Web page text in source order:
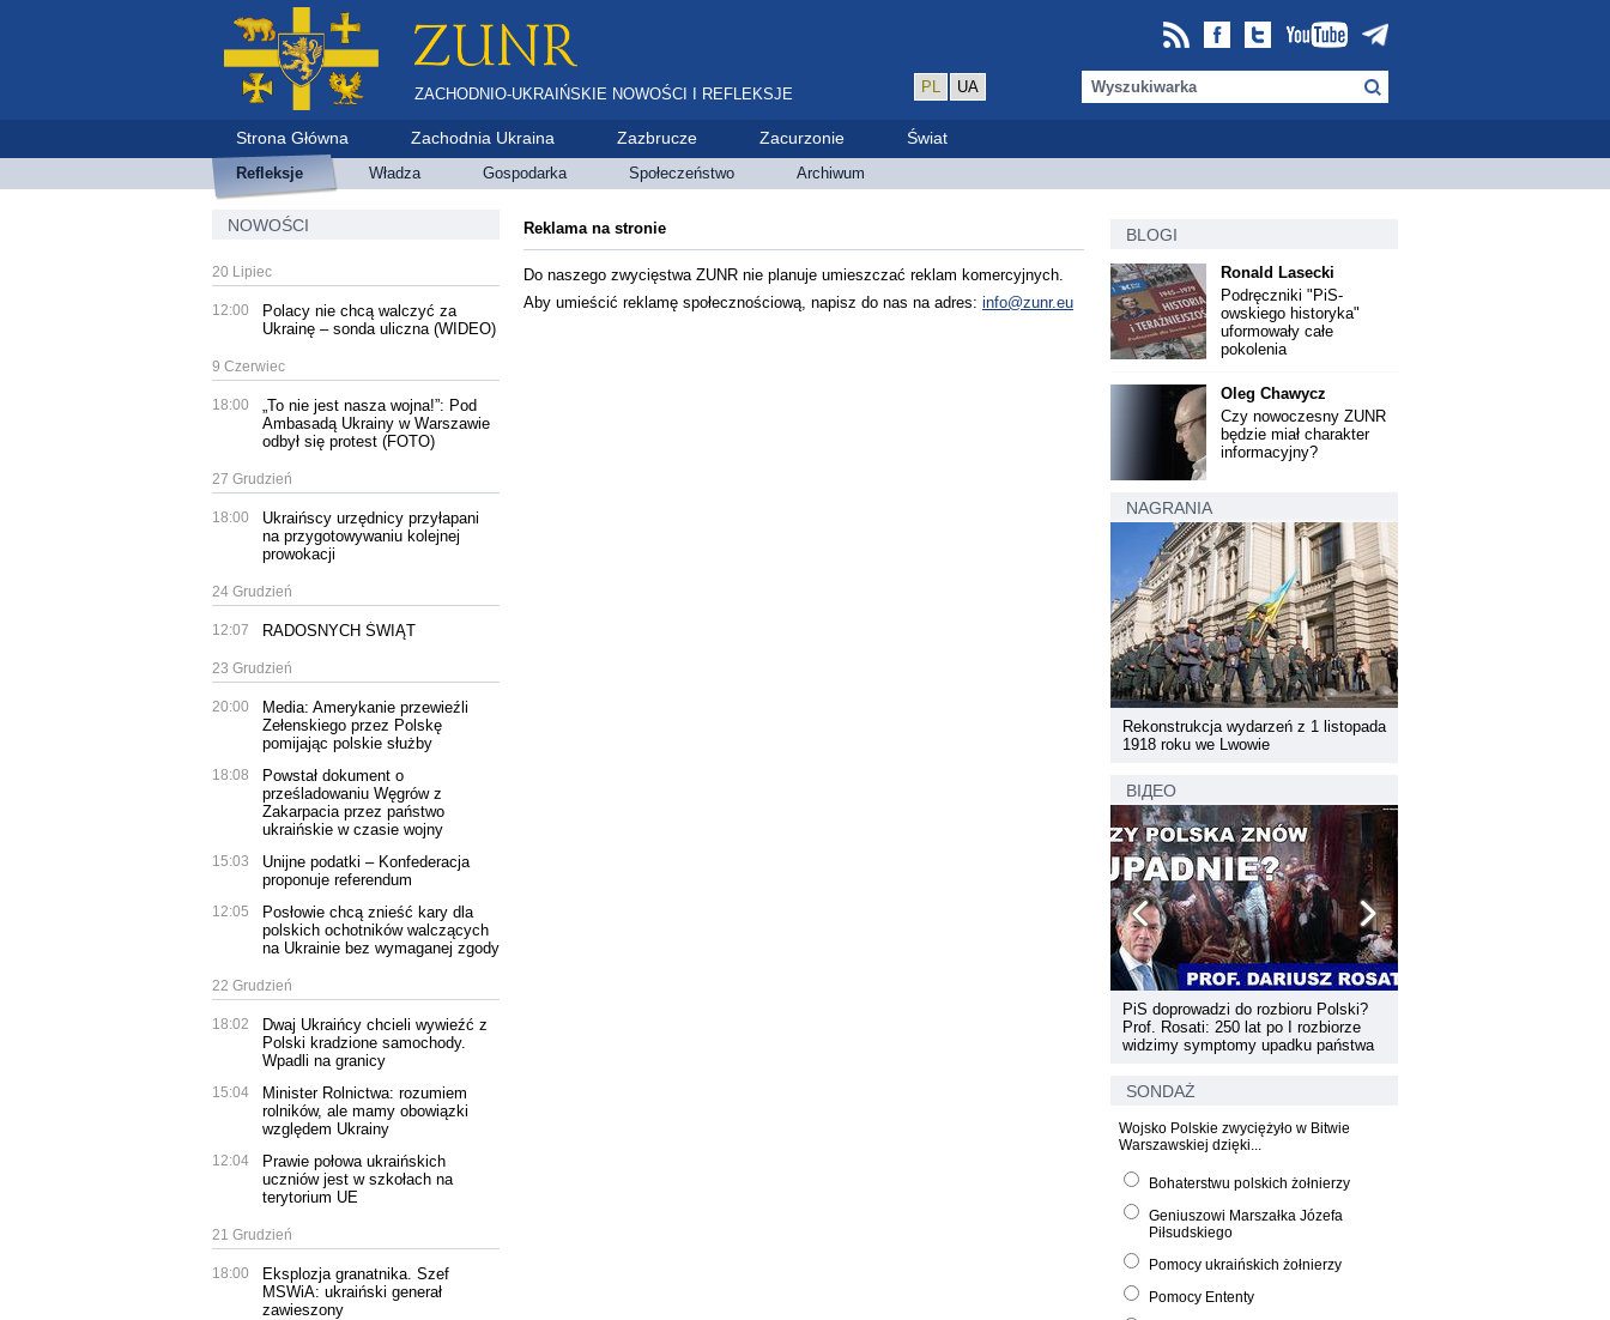
ZACHODNIO-UKRAIŃSKIE NOWOŚCI I REFLEKSJE PL UA
Strona Główna Zachodnia Ukraina Zazbrucze Zacurzonie Świat
Refleksje Władza Gospodarka Społeczeństwo Archiwum
NOWOŚCI
20 Lipiec
12:00
Polacy nie chcą walczyć za
Ukrainę – sonda uliczna (WIDEO)
9 Czerwiec
18:00
„To nie jest nasza wojna!”: Pod
Ambasadą Ukrainy w Warszawie
odbył się protest (FOTO)
27 Grudzień
18:00
Ukraińscy urzędnicy przyłapani
na przygotowywaniu kolejnej
prowokacji
24 Grudzień
12:07 RADOSNYCH ŚWIĄT
23 Grudzień
20:00
Media: Amerykanie przewieźli
Zełenskiego przez Polskę
pomijając polskie służby
18:08
Powstał dokument o
prześladowaniu Węgrów z
Zakarpacia przez państwo
ukraińskie w czasie wojny
15:03
Unijne podatki – Konfederacja
proponuje referendum
12:05
Posłowie chcą znieść kary dla
polskich ochotników walczących
na Ukrainie bez wymaganej zgody
22 Grudzień
18:02
Dwaj Ukraińcy chcieli wywieźć z
Polski kradzione samochody.
Wpadli na granicy
15:04
Minister Rolnictwa: rozumiem
rolników, ale mamy obowiązki
względem Ukrainy
12:04
Prawie połowa ukraińskich
uczniów jest w szkołach na
terytorium UE
21 Grudzień
18:00
Eksplozja granatnika. Szef
MSWiA: ukraiński generał
zawieszony
Reklama na stronie
Do naszego zwycięstwa ZUNR nie planuje umieszczać reklam komercyjnych.
Aby umieścić reklamę społecznościową, napisz do nas na adres: info@zunr.eu
BLOGI
Ronald Lasecki
Podręczniki "PiS-
owskiego historyka"
uformowały całe
pokolenia
Oleg Chawycz
Czy nowoczesny ZUNR
będzie miał charakter
informacyjny?
NAGRANIA
Rekonstrukcja wydarzeń z 1 listopada
1918 roku we Lwowie
ВІДЕО
PiS doprowadzi do rozbioru Polski?
Prof. Rosati: 250 lat po I rozbiorze
widzimy symptomy upadku państwa
SONDAŻ
Wojsko Polskie zwyciężyło w Bitwie
Warszawskiej dzięki...
Bohaterstwu polskich żołnierzy
Geniuszowi Marszałka Józefa
Piłsudskiego
Pomocy ukraińskich żołnierzy
Pomocy Ententy